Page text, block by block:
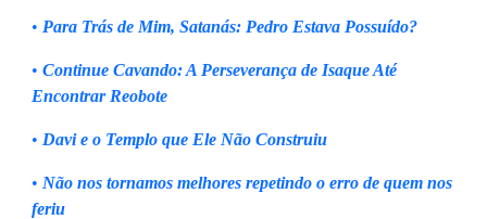
• Para Trás de Mim, Satanás: Pedro Estava Possuído?
• Continue Cavando: A Perseverança de Isaque Até
Encontrar Reobote
• Davi e o Templo que Ele Não Construiu
• Não nos tornamos melhores repetindo o erro de quem nos
feriu